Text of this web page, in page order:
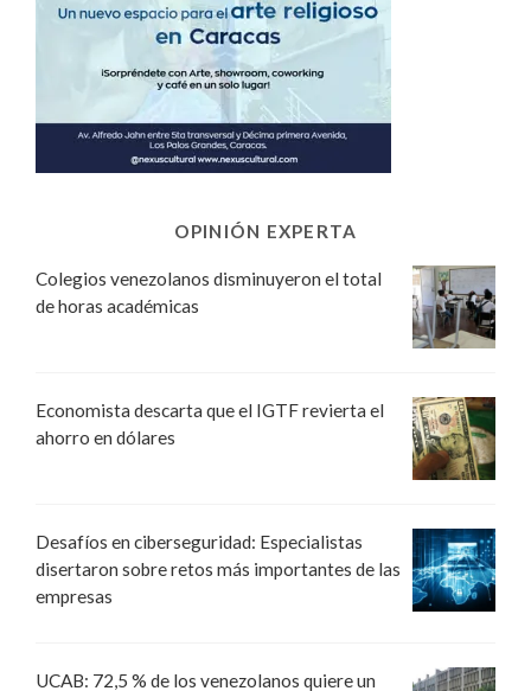
OPINIÓN EXPERTA
Colegios venezolanos disminuyeron el total
de horas académicas
Economista descarta que el IGTF revierta el
ahorro en dólares
Desafíos en ciberseguridad: Especialistas
disertaron sobre retos más importantes de las
empresas
UCAB: 72,5 % de los venezolanos quiere un